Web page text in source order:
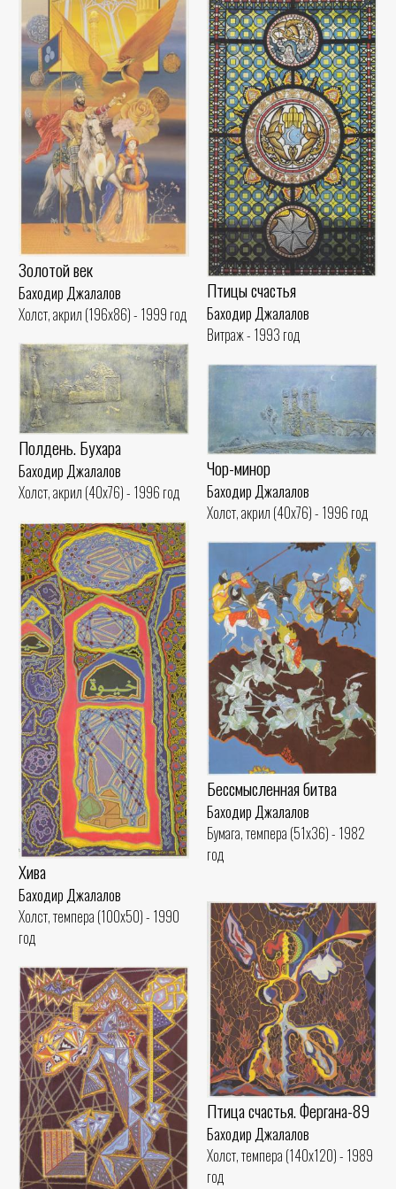
Золотой век
Баходир Джалалов
Холст, акрил (196x86) - 1999 год
Птицы счастья
Баходир Джалалов
Витраж - 1993 год
Полдень. Бухара
Баходир Джалалов
Холст, акрил (40x76) - 1996 год
Чор-минор
Баходир Джалалов
Холст, акрил (40x76) - 1996 год
Хива
Баходир Джалалов
Холст, темпера (100x50) - 1990
год
Бессмысленная битва
Баходир Джалалов
Бумага, темпера (51x36) - 1982
год
Птица счастья. Фергана-89
Баходир Джалалов
Холст, темпера (140x120) - 1989
год